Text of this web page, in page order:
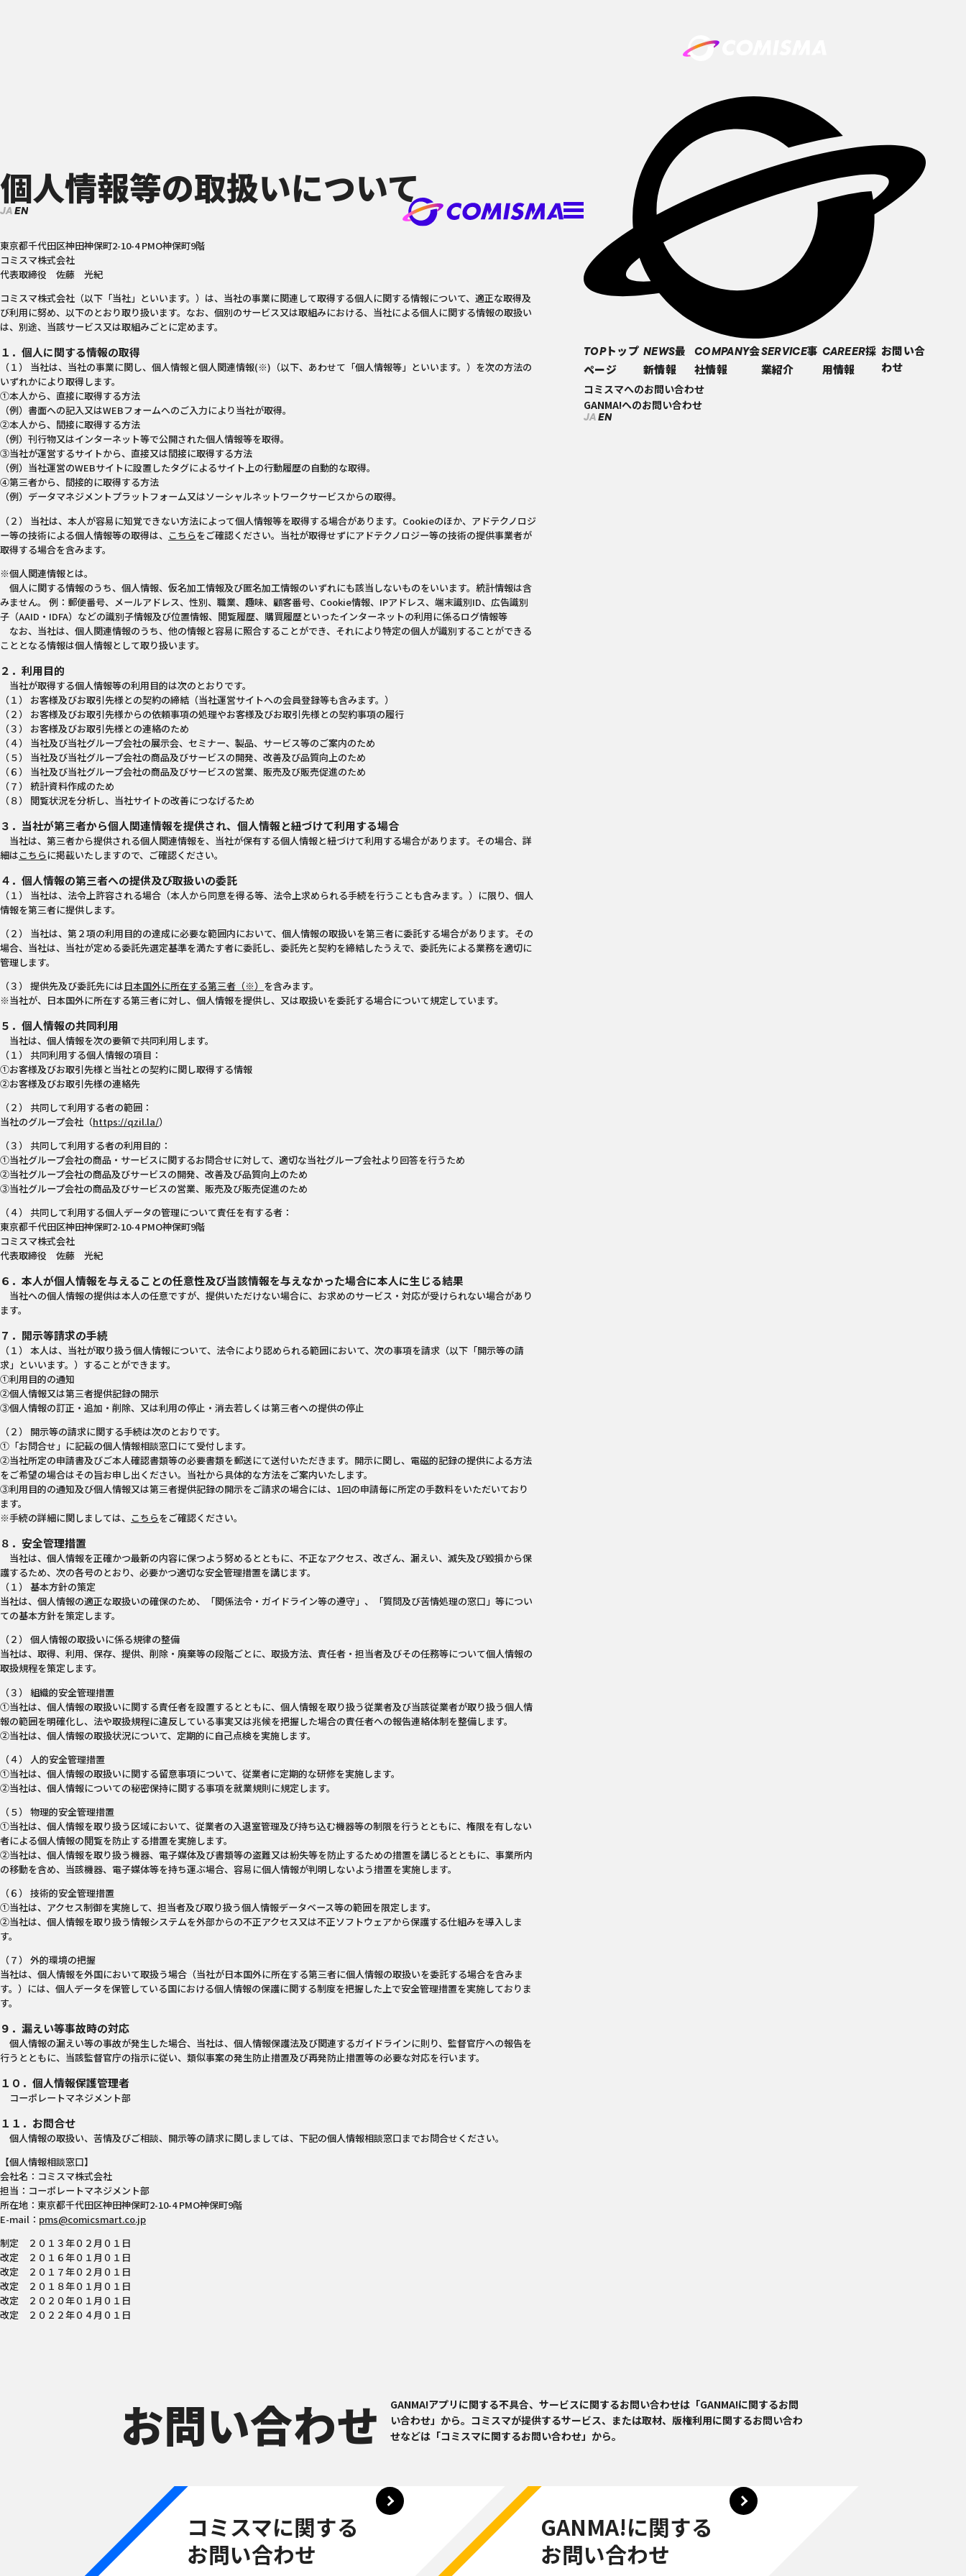
JA EN
TOPトップ
ページ
NEWS最
新情報
COMPANY会
社情報
SERVICE事
業紹介
CAREER採
用情報
お問い合
わせ
コミスマへのお問い合わせ
GANMA!へのお問い合わせ
JA EN
個人情報等の取扱いについて
東京都千代田区神田神保町2-10-4 PMO神保町9階
コミスマ株式会社
代表取締役 佐藤 光紀
コミスマ株式会社（以下「当社」といいます。）は、当社の事業に関連して取得する個人に関する情報について、適正な取得及
び利用に努め、以下のとおり取り扱います。なお、個別のサービス又は取組みにおける、当社による個人に関する情報の取扱い
は、別途、当該サービス又は取組みごとに定めます。
１．個人に関する情報の取得
（１） 当社は、当社の事業に関し、個人情報と個人関連情報(※)（以下、あわせて「個人情報等」といいます。）を次の方法の
いずれかにより取得します。
①本人から、直接に取得する方法
（例）書面への記入又はWEBフォームへのご入力により当社が取得。
②本人から、間接に取得する方法
（例）刊行物又はインターネット等で公開された個人情報等を取得。
③当社が運営するサイトから、直接又は間接に取得する方法
（例）当社運営のWEBサイトに設置したタグによるサイト上の行動履歴の自動的な取得。
④第三者から、間接的に取得する方法
（例）データマネジメントプラットフォーム又はソーシャルネットワークサービスからの取得。
（２） 当社は、本人が容易に知覚できない方法によって個人情報等を取得する場合があります。Cookieのほか、アドテクノロジ
ー等の技術による個人情報等の取得は、 こちらをご確認ください。当社が取得せずにアドテクノロジー等の技術の提供事業者が
取得する場合を含みます。
※個人関連情報とは。
個人に関する情報のうち、個人情報、仮名加工情報及び匿名加工情報のいずれにも該当しないものをいいます。統計情報は含
みません。 例：郵便番号、メールアドレス、性別、職業、趣味、顧客番号、Cookie情報、IPアドレス、端末識別ID、広告識別
子（AAID・IDFA）などの識別子情報及び位置情報、閲覧履歴、購買履歴といったインターネットの利用に係るログ情報等
なお、当社は、個人関連情報のうち、他の情報と容易に照合することができ、それにより特定の個人が識別することができる
こととなる情報は個人情報として取り扱います。
２．利用目的
当社が取得する個人情報等の利用目的は次のとおりです。
（１） お客様及びお取引先様との契約の締結（当社運営サイトへの会員登録等も含みます。）
（２） お客様及びお取引先様からの依頼事項の処理やお客様及びお取引先様との契約事項の履行
（３） お客様及びお取引先様との連絡のため
（４） 当社及び当社グループ会社の展示会、セミナー、製品、サービス等のご案内のため
（５） 当社及び当社グループ会社の商品及びサービスの開発、改善及び品質向上のため
（６） 当社及び当社グループ会社の商品及びサービスの営業、販売及び販売促進のため
（７） 統計資料作成のため
（８） 閲覧状況を分析し、当社サイトの改善につなげるため
３．当社が第三者から個人関連情報を提供され、個人情報と紐づけて利用する場合
当社は、第三者から提供される個人関連情報を、当社が保有する個人情報と紐づけて利用する場合があります。その場合、詳
細はこちらに掲載いたしますので、ご確認ください。
４．個人情報の第三者への提供及び取扱いの委託
（１） 当社は、法令上許容される場合（本人から同意を得る等、法令上求められる手続を行うことも含みます。）に限り、個人
情報を第三者に提供します。
（２） 当社は、第２項の利用目的の達成に必要な範囲内において、個人情報の取扱いを第三者に委託する場合があります。その
場合、当社は、当社が定める委託先選定基準を満たす者に委託し、委託先と契約を締結したうえで、委託先による業務を適切に
管理します。
（３） 提供先及び委託先には日本国外に所在する第三者（※） を含みます。
※当社が、日本国外に所在する第三者に対し、個人情報を提供し、又は取扱いを委託する場合について規定しています。
５．個人情報の共同利用
当社は、個人情報を次の要領で共同利用します。
（１） 共同利用する個人情報の項目：
①お客様及びお取引先様と当社との契約に関し取得する情報
②お客様及びお取引先様の連絡先
（２） 共同して利用する者の範囲：
当社のグループ会社（https://qzil.la/）
（３） 共同して利用する者の利用目的：
①当社グループ会社の商品・サービスに関するお問合せに対して、適切な当社グループ会社より回答を行うため
②当社グループ会社の商品及びサービスの開発、改善及び品質向上のため
③当社グループ会社の商品及びサービスの営業、販売及び販売促進のため
（４） 共同して利用する個人データの管理について責任を有する者：
東京都千代田区神田神保町2-10-4 PMO神保町9階
コミスマ株式会社
代表取締役 佐藤 光紀
６．本人が個人情報を与えることの任意性及び当該情報を与えなかった場合に本人に生じる結果
当社への個人情報の提供は本人の任意ですが、提供いただけない場合に、お求めのサービス・対応が受けられない場合があり
ます。
７．開示等請求の手続
（１） 本人は、当社が取り扱う個人情報について、法令により認められる範囲において、次の事項を請求（以下「開示等の請
求」といいます。）することができます。
①利用目的の通知
②個人情報又は第三者提供記録の開示
③個人情報の訂正・追加・削除、又は利用の停止・消去若しくは第三者への提供の停止
（２） 開示等の請求に関する手続は次のとおりです。
①「お問合せ」に記載の個人情報相談窓口にて受付します。
②当社所定の申請書及びご本人確認書類等の必要書類を郵送にて送付いただきます。開示に関し、電磁的記録の提供による方法
をご希望の場合はその旨お申し出ください。当社から具体的な方法をご案内いたします。
③利用目的の通知及び個人情報又は第三者提供記録の開示をご請求の場合には、1回の申請毎に所定の手数料をいただいており
ます。
※手続の詳細に関しましては、 こちらをご確認ください。
８．安全管理措置
当社は、個人情報を正確かつ最新の内容に保つよう努めるとともに、不正なアクセス、改ざん、漏えい、滅失及び毀損から保
護するため、次の各号のとおり、必要かつ適切な安全管理措置を講じます。
（１） 基本方針の策定
当社は、個人情報の適正な取扱いの確保のため、「関係法令・ガイドライン等の遵守」、「質問及び苦情処理の窓口」等につい
ての基本方針を策定します。
（２） 個人情報の取扱いに係る規律の整備
当社は、取得、利用、保存、提供、削除・廃棄等の段階ごとに、取扱方法、責任者・担当者及びその任務等について個人情報の
取扱規程を策定します。
（３） 組織的安全管理措置
①当社は、個人情報の取扱いに関する責任者を設置するとともに、個人情報を取り扱う従業者及び当該従業者が取り扱う個人情
報の範囲を明確化し、法や取扱規程に違反している事実又は兆候を把握した場合の責任者への報告連絡体制を整備します。
②当社は、個人情報の取扱状況について、定期的に自己点検を実施します。
（４） 人的安全管理措置
①当社は、個人情報の取扱いに関する留意事項について、従業者に定期的な研修を実施します。
②当社は、個人情報についての秘密保持に関する事項を就業規則に規定します。
（５） 物理的安全管理措置
①当社は、個人情報を取り扱う区域において、従業者の入退室管理及び持ち込む機器等の制限を行うとともに、権限を有しない
者による個人情報の閲覧を防止する措置を実施します。
②当社は、個人情報を取り扱う機器、電子媒体及び書類等の盗難又は紛失等を防止するための措置を講じるとともに、事業所内
の移動を含め、当該機器、電子媒体等を持ち運ぶ場合、容易に個人情報が判明しないよう措置を実施します。
（６） 技術的安全管理措置
①当社は、アクセス制御を実施して、担当者及び取り扱う個人情報データベース等の範囲を限定します。
②当社は、個人情報を取り扱う情報システムを外部からの不正アクセス又は不正ソフトウェアから保護する仕組みを導入しま
す。
（７） 外的環境の把握
当社は、個人情報を外国において取扱う場合（当社が日本国外に所在する第三者に個人情報の取扱いを委託する場合を含みま
す。）には、個人データを保管している国における個人情報の保護に関する制度を把握した上で安全管理措置を実施しておりま
す。
９．漏えい等事故時の対応
個人情報の漏えい等の事故が発生した場合、当社は、個人情報保護法及び関連するガイドラインに則り、監督官庁への報告を
行うとともに、当該監督官庁の指示に従い、類似事案の発生防止措置及び再発防止措置等の必要な対応を行います。
１０．個人情報保護管理者
コーポレートマネジメント部
１１．お問合せ
個人情報の取扱い、苦情及びご相談、開示等の請求に関しましては、下記の個人情報相談窓口までお問合せください。
【個人情報相談窓口】
会社名：コミスマ株式会社
担当：コーポレートマネジメント部
所在地：東京都千代田区神田神保町2-10-4 PMO神保町9階
E-mail： pms@comicsmart.co.jp
制定 ２０１３年０２月０１日
改定 ２０１６年０１月０１日
改定 ２０１７年０２月０１日
改定 ２０１８年０１月０１日
改定 ２０２０年０１月０１日
改定 ２０２２年０４月０１日
お問い合わせ
GANMA!アプリに関する不具合、サービスに関するお問い合わせは「GANMA!に関するお問
い合わせ」から。コミスマが提供するサービス、または取材、版権利用に関するお問い合わ
せなどは「コミスマに関するお問い合わせ」から。
コミスマに関する
お問い合わせ
GANMA!に関する
お問い合わせ